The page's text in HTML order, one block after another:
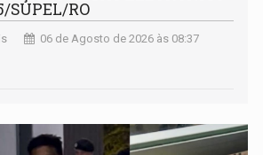
SUPEL/RO
06 de Agosto de 2026 às 08:37